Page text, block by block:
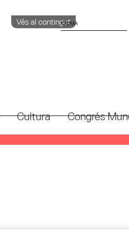
Vés al contingut
IDIOMA
Cultura Congrés